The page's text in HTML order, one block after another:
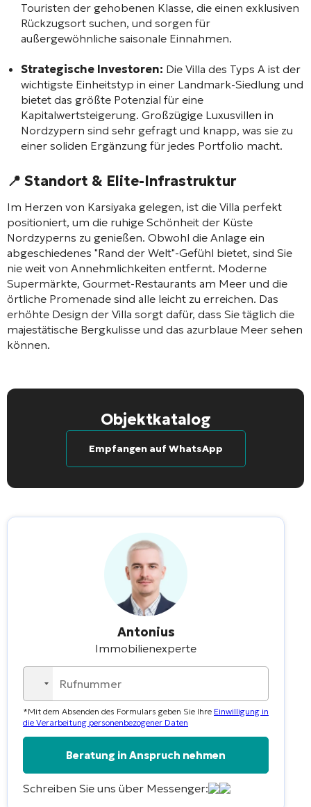
Touristen der gehobenen Klasse, die einen exklusiven
Rückzugsort suchen, und sorgen für
außergewöhnliche saisonale Einnahmen.
Strategische Investoren: Die Villa des Typs A ist der
wichtigste Einheitstyp in einer Landmark-Siedlung und
bietet das größte Potenzial für eine
Kapitalwertsteigerung. Großzügige Luxusvillen in
Nordzypern sind sehr gefragt und knapp, was sie zu
einer soliden Ergänzung für jedes Portfolio macht.
📍 Standort & Elite-Infrastruktur
Im Herzen von Karsiyaka gelegen, ist die Villa perfekt
positioniert, um die ruhige Schönheit der Küste
Nordzyperns zu genießen. Obwohl die Anlage ein
abgeschiedenes "Rand der Welt"-Gefühl bietet, sind Sie
nie weit von Annehmlichkeiten entfernt. Moderne
Supermärkte, Gourmet-Restaurants am Meer und die
örtliche Promenade sind alle leicht zu erreichen. Das
erhöhte Design der Villa sorgt dafür, dass Sie täglich die
majestätische Bergkulisse und das azurblaue Meer sehen
können.
Objektkatalog
Empfangen auf WhatsApp
Antonius
Immobilienexperte
No
country
selected
*Mit dem Absenden des Formulars geben Sie Ihre Einwilligung in
die Verarbeitung personenbezogener Daten
Schreiben Sie uns über Messenger: